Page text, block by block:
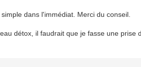
dans l'immédiat. Merci du conseil.
détox, il faudrait que je fasse une